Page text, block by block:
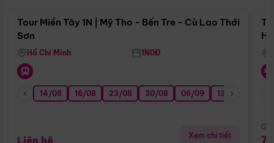
Tour Miền Tây 1N | Mỹ Tho - Bến Tre - Cù Lao Thới
Sơn
Hồ Chí Minh 1N0Đ
14/08 16/08 23/08 30/08 06/09 13/09
Liên hệ Xem chi tiết